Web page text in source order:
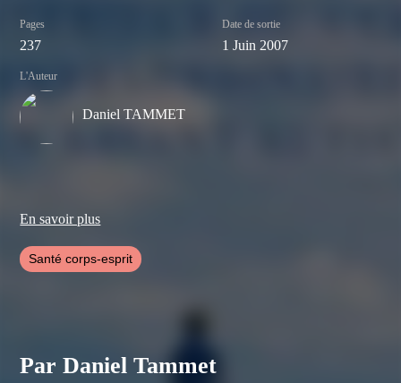
Pages
237
Date de sortie
1 Juin 2007
L'Auteur
Daniel TAMMET
En savoir plus
Santé corps-esprit
Par Daniel Tammet